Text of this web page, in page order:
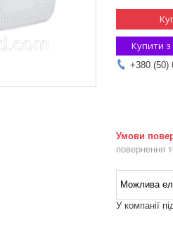
Купити з
+380 (50)
повернення
У компанії